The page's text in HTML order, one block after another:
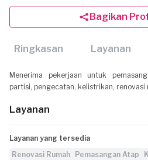
Bagikan
Ringkasan Layanan
Menerima pekerjaan untuk
partisi, pengecatan, kelistrikan, renovasi
Layanan
Layanan yang tersedia
Renovasi Rumah
Pemasangan Atap